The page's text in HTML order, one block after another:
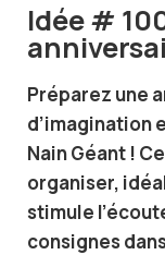
Idée # 100 de jeu pour un
Préparez une
d’imagination
Nain Géant ! Ce
organiser,
stimule
consignes